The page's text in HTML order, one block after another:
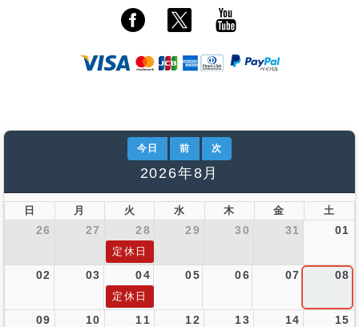
今日 前 次
2026年8月
日 月 火 水 木 金 土
26 27 28 29 30 31 01
定休日
02 03 04 05 06 07 08
定休日
09 10 11 12 13 14 15